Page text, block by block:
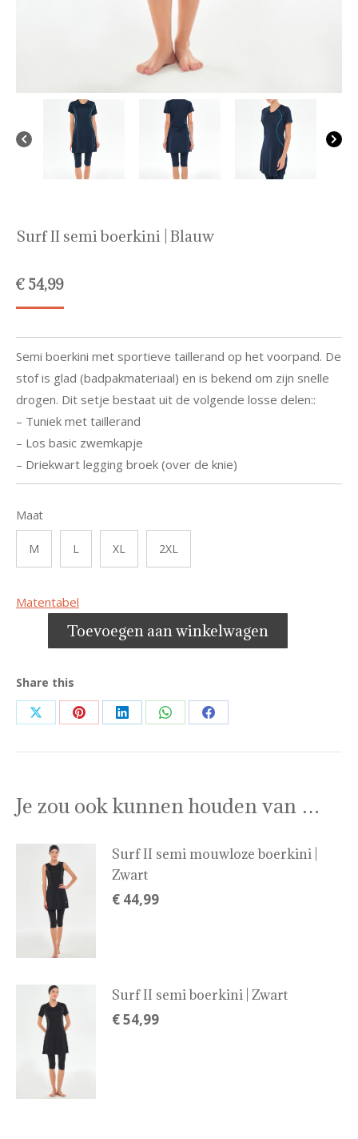
Surf II semi boerkini | Blauw
€ 54,99
Semi boerkini met sportieve taillerand op het voorpand. De
stof is glad (badpakmateriaal) en is bekend om zijn snelle
drogen. Dit setje bestaat uit de volgende losse delen::
– Tuniek met taillerand
– Los basic zwemkapje
– Driekwart legging broek (over de knie)
Maat
M L XL 2XL
Matentabel
Toevoegen aan winkelwagen
Share this
Share
on
Share
on
Share
on
Share
on
Share
on
Je zou ook kunnen houden van …
Surf II semi mouwloze boerkini |
Zwart
€ 44,99
Surf II semi boerkini | Zwart
€54,99